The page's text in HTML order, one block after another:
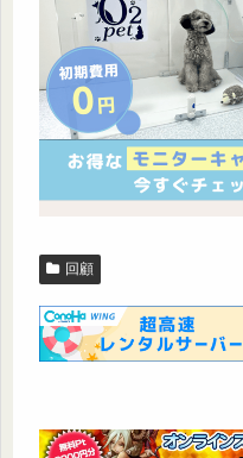
回顧